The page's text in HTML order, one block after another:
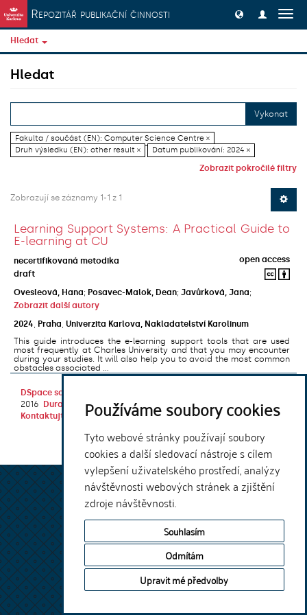
Používáme soubory cookies
Tyto webové stránky používají soubory
cookies a další sledovací nástroje s cílem
vylepšení uživatelského prostředí, analýzy
návštěvnosti webových stránek a zjištění
zdroje návštěvnosti.
Souhlasím
Odmítám
Upravit mé předvolby
Přeskočit na obsah
Repozitář publikační činnosti
Hledat
Hledat
Vykonat
Fakulta / součást (EN): Computer Science Centre ×
Druh výsledku (EN): other result ×
Datum publikování: 2024 ×
Zobrazit pokročilé filtry
Zobrazují se záznamy 1-1 z 1
Learning Support Systems: A Practical Guide to
E-learning at CU
necertifikovaná metodika
open access
draft
Ovesleová, Hana; Posavec-Malok, Dean; Javůrková, Jana;
Zobrazit další autory
2024
Praha Univerzita Karlova, Nakladatelství Karolinum
This guide introduces the e-learning support tools that are used
most frequently at Charles University and that you may encounter
during your studies. It will also help you to avoid the most common
obstacles associated ...
DSpace software
2016
DuraSpace
Kontaktujte nás | Vyjádření názoru